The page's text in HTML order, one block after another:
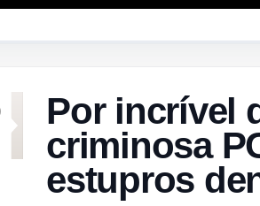
Por incrível
criminosa
estupros